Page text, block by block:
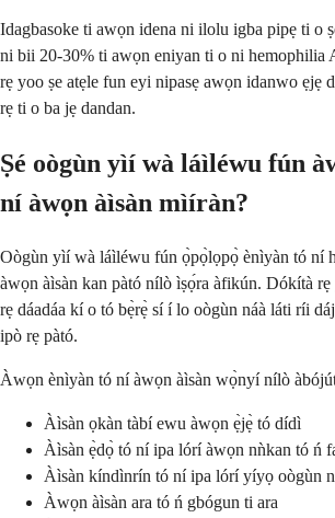
Idagbasoke ti awọn idena ni ilolu igba pipẹ ti o
ni bii 20-30% ti awọn eniyan ti o ni hemophilia
rẹ yoo ṣe atẹle fun eyi nipasẹ awọn idanwo ẹjẹ
rẹ ti o ba jẹ dandan.
Ṣé oògùn yìí wà láìléwu fún
ní àwọn àìsàn mìíràn?
Oògùn yìí wà láìléwu fún ọ̀pọ̀lọpọ̀ ènìyàn tó ní
àwọn àìsàn kan pàtó nílò ìṣọ́ra àfikún. Dókítà rẹ
rẹ dáadáa kí o tó bẹ̀rẹ̀ sí í lo oògùn náà láti ríi
ipò rẹ pàtó.
Àwọn ènìyàn tó ní àwọn àìsàn wọ̀nyí nílò
Àìsàn ọkàn tàbí ewu àwọn ẹ̀jẹ̀ tó dídì
Àìsàn ẹ̀dọ̀ tó ní ipa lórí àwọn nǹkan tó ń
Àìsàn kíndìnrín tó ní ipa lórí yíyọ oògùn
Àwọn àìsàn ara tó ń gbógun ti ara